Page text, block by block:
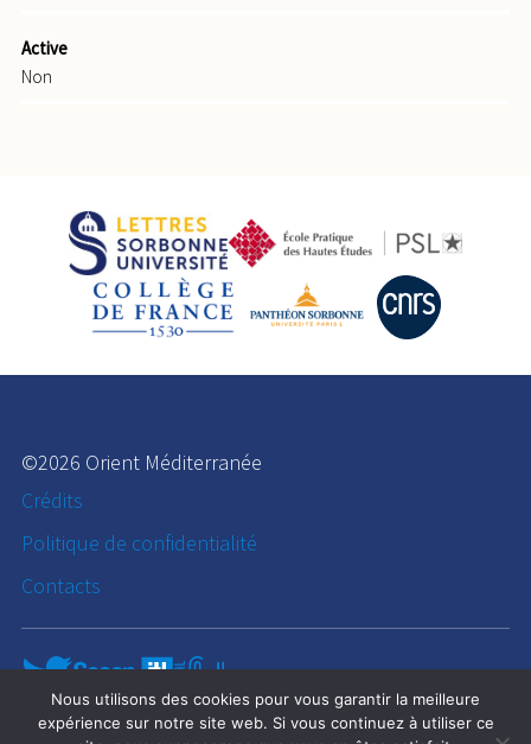
Active
Non
©2026 Orient Méditerranée
Crédits
Politique de confidentialité
Contacts
Nous utilisons des cookies pour vous garantir la meilleure
expérience sur notre site web. Si vous continuez à utiliser ce